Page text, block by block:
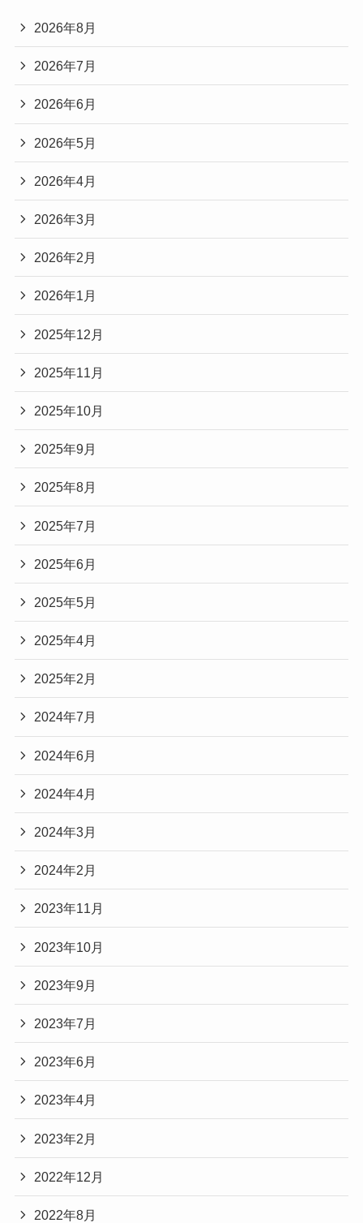
2026年8月
2026年7月
2026年6月
2026年5月
2026年4月
2026年3月
2026年2月
2026年1月
2025年12月
2025年11月
2025年10月
2025年9月
2025年8月
2025年7月
2025年6月
2025年5月
2025年4月
2025年2月
2024年7月
2024年6月
2024年4月
2024年3月
2024年2月
2023年11月
2023年10月
2023年9月
2023年7月
2023年6月
2023年4月
2023年2月
2022年12月
2022年8月